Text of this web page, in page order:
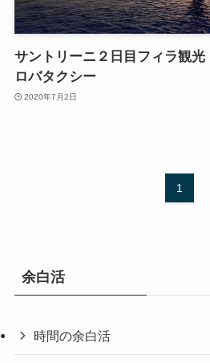
サントリーニ２日目フィラ観光
ロバタクシー
2020年7月2日
1
余白活
時間の余白活